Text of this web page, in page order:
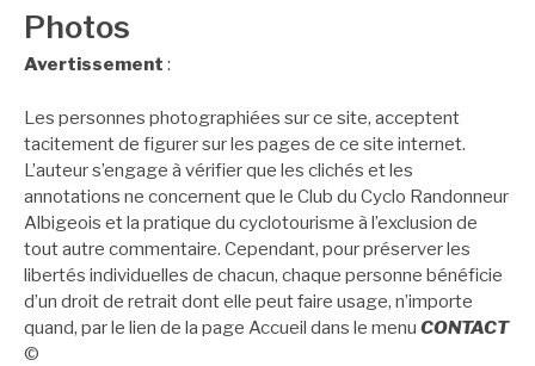
Photos
Avertissement :
Les personnes photographiées sur ce site, acceptent
tacitement de figurer sur les pages de ce site internet.
L’auteur s’engage à vérifier que les clichés et les
annotations ne concernent que le Club du Cyclo Randonneur
Albigeois et la pratique du cyclotourisme à l’exclusion de
tout autre commentaire. Cependant, pour préserver les
libertés individuelles de chacun, chaque personne bénéficie
d’un droit de retrait dont elle peut faire usage, n’importe
quand, par le lien de la page Accueil dans le menu CONTACT
©